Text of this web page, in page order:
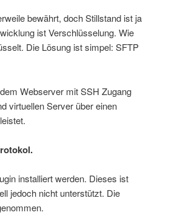
bewährt, doch Stillstand ist ja
ist Verschlüsselung. Wie
Die Lösung ist simpel: SFTP
Webserver mit SSH Zugang
virtuellen Server über einen
installiert werden. Dieses ist
jedoch nicht unterstützt. Die